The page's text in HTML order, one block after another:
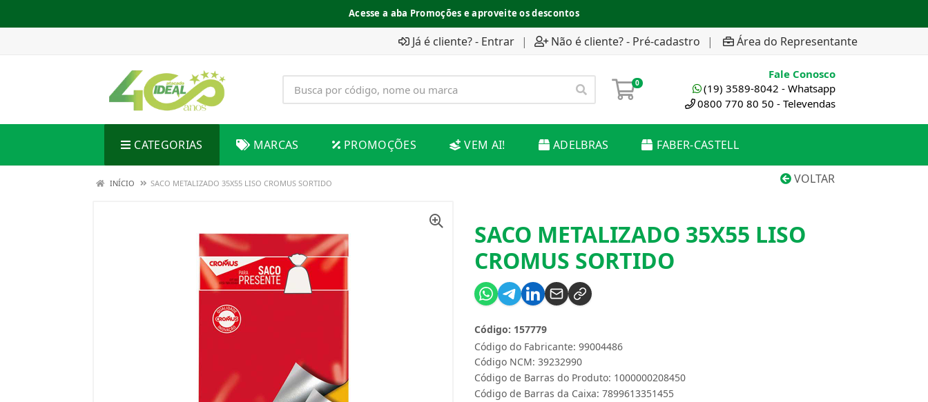
Acesse a aba Promoções e aproveite os descontos
Já é cliente? - Entrar | Não é cliente? - Pré-cadastro | Área do Representante
0
Fale Conosco
(19) 3589-8042 - Whatsapp
0800 770 80 50 - Televendas
CATEGORIAS MARCAS PROMOÇÕES VEM AI! ADELBRAS FABER-CASTELL
VOLTAR
INÍCIO SACO METALIZADO 35X55 LISO CROMUS SORTIDO
SACO METALIZADO 35X55 LISO
CROMUS SORTIDO
Código do Fabricante: 99004486
Código: 157779
Código NCM: 39232990
Código de Barras do Produto: 1000000208450
Código de Barras da Caixa: 7899613351455